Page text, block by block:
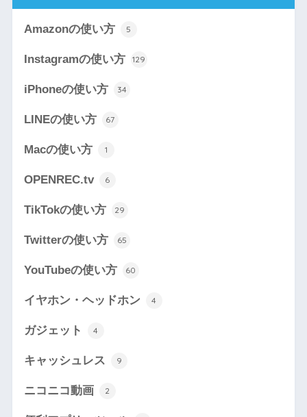
Amazonの使い方 5
Instagramの使い方 129
iPhoneの使い方 34
LINEの使い方 67
Macの使い方 1
OPENREC.tv 6
TikTokの使い方 29
Twitterの使い方 65
YouTubeの使い方 60
イヤホン・ヘッドホン 4
ガジェット 4
キャッシュレス 9
ニコニコ動画 2